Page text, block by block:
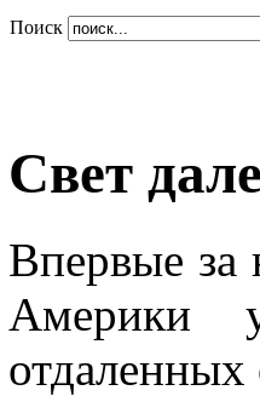
Поиск
Свет
Впервые за
Америки
отдаленных